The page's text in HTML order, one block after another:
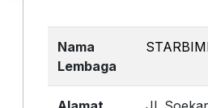
Nama
Lembaga